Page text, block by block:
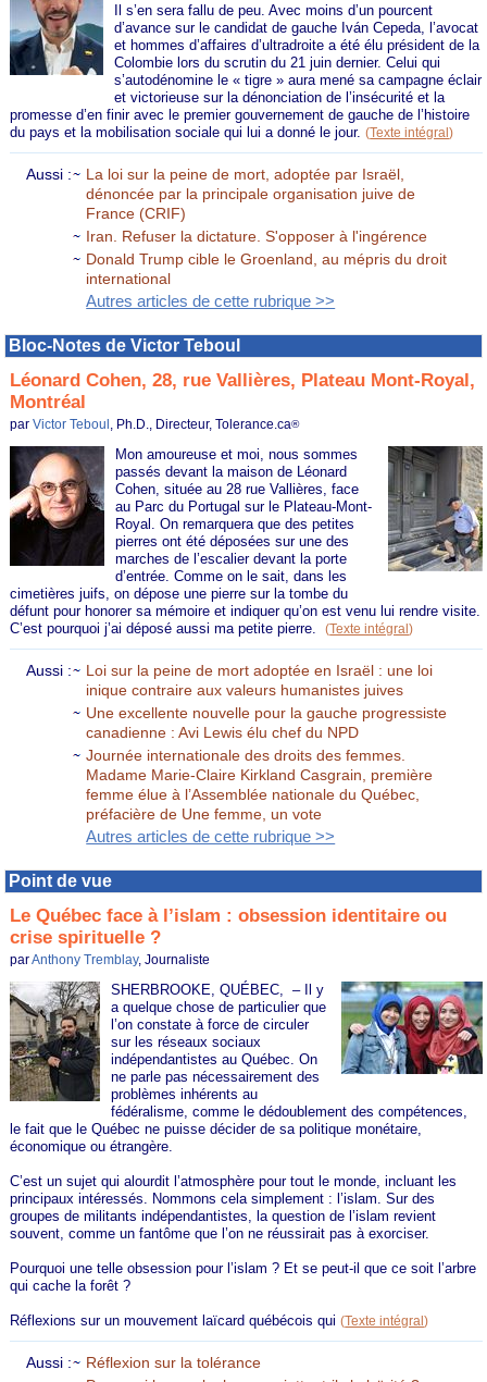
Il s’en sera fallu de peu. Avec moins d’un pourcent
d’avance sur le candidat de gauche Iván Cepeda, l’avocat
et hommes d’affaires d’ultradroite a été élu président de la
Colombie lors du scrutin du 21 juin dernier. Celui qui
s’autodénomine le « tigre » aura mené sa campagne éclair
et victorieuse sur la dénonciation de l’insécurité et la
promesse d’en finir avec le premier gouvernement de gauche de l’histoire
du pays et la mobilisation sociale qui lui a donné le jour.(Texte intégral)
Aussi :
La loi sur la peine de mort, adoptée par Israël,
dénoncée par la principale organisation juive de
France (CRIF)
Iran. Refuser la dictature. S'opposer à l'ingérence
Donald Trump cible le Groenland, au mépris du droit
international
Autres articles de cette rubrique >>
Bloc-Notes de Victor Teboul
Léonard Cohen, 28, rue Vallières, Plateau Mont-Royal,
Montréal
parVictor Teboul, Ph.D., Directeur, Tolerance.ca®
Mon amoureuse et moi, nous sommes
passés devant la maison de Léonard
Cohen, située au 28 rue Vallières, face
au Parc du Portugal sur le Plateau-Mont-
Royal. On remarquera que des petites
pierres ont été déposées sur une des
marches de l’escalier devant la porte
d’entrée. Comme on le sait, dans les
cimetières juifs, on dépose une pierre sur la tombe du
défunt pour honorer sa mémoire et indiquer qu’on est venu lui rendre visite.
C’est pourquoi j’ai déposé aussi ma petite pierre.(Texte intégral)
Aussi :
Loi sur la peine de mort adoptée en Israël : une loi
inique contraire aux valeurs humanistes juives
Une excellente nouvelle pour la gauche progressiste
canadienne : Avi Lewis élu chef du NPD
Journée internationale des droits des femmes.
Madame Marie-Claire Kirkland Casgrain, première
femme élue à l’Assemblée nationale du Québec,
préfacière de Une femme, un vote
Autres articles de cette rubrique >>
Point de vue
Le Québec face à l’islam : obsession identitaire ou
crise spirituelle ?
parAnthony Tremblay, Journaliste
SHERBROOKE, QUÉBEC, – Il y
a quelque chose de particulier que
l’on constate à force de circuler
sur les réseaux sociaux
indépendantistes au Québec. On
ne parle pas nécessairement des
problèmes inhérents au
fédéralisme, comme le dédoublement des compétences,
le fait que le Québec ne puisse décider de sa politique monétaire,
économique ou étrangère.
C’est un sujet qui alourdit l’atmosphère pour tout le monde, incluant les
principaux intéressés. Nommons cela simplement : l’islam. Sur des
groupes de militants indépendantistes, la question de l’islam revient
souvent, comme un fantôme que l’on ne réussirait pas à exorciser.
Pourquoi une telle obsession pour l’islam ? Et se peut-il que ce soit l’arbre
qui cache la forêt ?
Réflexions sur un mouvement laïcard québécois qui(Texte intégral)
Aussi :
Réflexion sur la tolérance